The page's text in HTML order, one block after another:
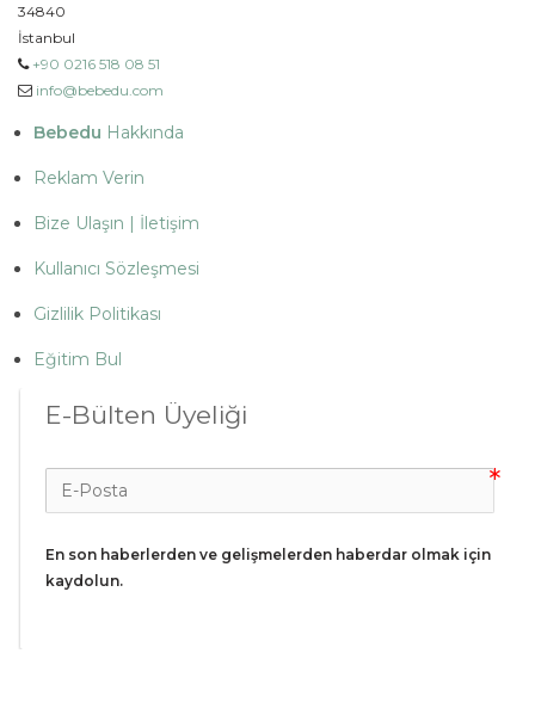
34840
İstanbul
+90 0216 518 08 51
info@bebedu.com
Bebedu Hakkında
Reklam Verin
Bize Ulaşın | İletişim
Kullanıcı Sözleşmesi
Gizlilik Politikası
Eğitim Bul
E-Bülten Üyeliği
En son haberlerden ve gelişmelerden haberdar olmak için
kaydolun.